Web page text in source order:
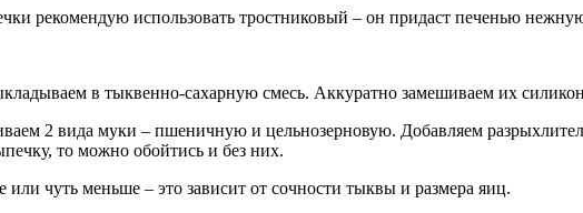
рекомендую использовать тростниковый – он придаст печенью
в тыквенно-сахарную смесь. Аккуратно замешиваем их
2 вида муки – пшеничную и цельнозерновую. Добавляем
то можно обойтись и без них.
чуть меньше – это зависит от сочности тыквы и размера яиц.